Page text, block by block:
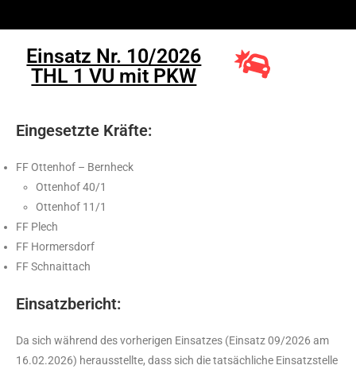
Einsatz Nr. 10/2026
THL 1 VU mit PKW
Eingesetzte Kräfte:
FF Ottenhof – Bernheck
Ottenhof 40/1
Ottenhof 11/1
FF Plech
FF Hormersdorf
FF Schnaittach
Einsatzbericht:
Da sich während des vorherigen Einsatzes (Einsatz 09/2026 am
16.02.2026) herausstellte, dass sich die tatsächliche Einsatzstelle